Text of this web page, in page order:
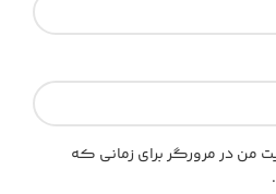
من در مرورگر برای زمانی که